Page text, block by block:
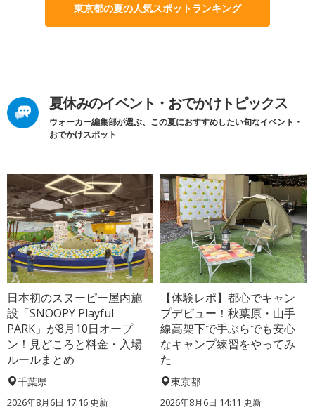
東京都の夏の人気スポットランキング
夏休みのイベント・おでかけトピックス
ウォーカー編集部が選ぶ、この夏におすすめしたい旬なイベント・
おでかけスポット
日本初のスヌーピー屋内施
設「SNOOPY Playful
PARK」が8月10日オープ
ン！見どころと料金・入場
ルールまとめ
千葉県
2026年8月6日 17:16更新
【体験レポ】都心でキャン
プデビュー！秋葉原・山手
線高架下で手ぶらでも安心
なキャンプ練習をやってみ
た
東京都
2026年8月6日 14:11 更新